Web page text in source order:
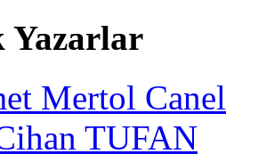
Yazarlar
Mertol Canel
TUFAN